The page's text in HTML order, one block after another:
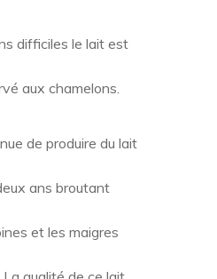
difficiles le lait est
aux chamelons.
de produire du lait
ans broutant
et les maigres